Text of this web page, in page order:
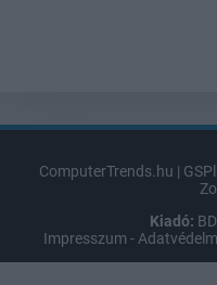
ComputerTrends.hu |
Kiadó:
Impresszum -